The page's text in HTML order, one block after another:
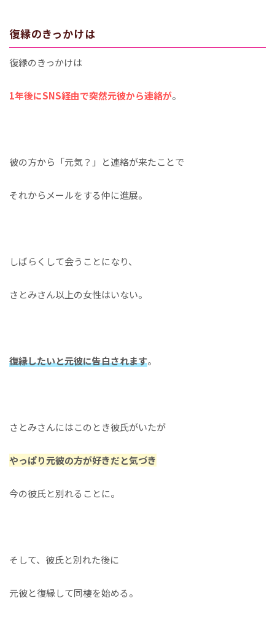
復縁のきっかけは
復縁のきっかけは
1年後にSNS経由で突然元彼から連絡が。
彼の方から「元気？」と連絡が来たことで
それからメールをする仲に進展。
しばらくして会うことになり、
さとみさん以上の女性はいない。
復縁したいと元彼に告白されます。
さとみさんにはこのとき彼氏がいたが
やっぱり元彼の方が好きだと気づき
今の彼氏と別れることに。
そして、彼氏と別れた後に
元彼と復縁して同棲を始める。